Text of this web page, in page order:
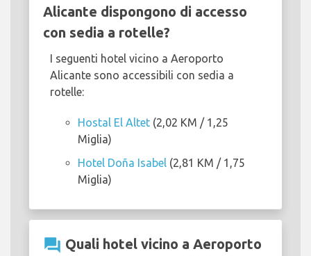
Alicante dispongono di accesso
con sedia a rotelle?
I seguenti hotel vicino a Aeroporto
Alicante sono accessibili con sedia a
rotelle:
Hostal El Altet (2,02 KM / 1,25
Miglia)
Hotel Doña Isabel (2,81 KM / 1,75
Miglia)
question_answer Quali hotel vicino a Aeroporto